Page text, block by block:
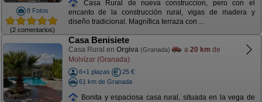
8 Fotos
(2 comentarios)
Casa Rural de nueva construccion, pero con el
encanto de la construcción rural, vigas de madera y
diseño tradicional. Magnífica terraza con ...
Casa Benisiete
Casa Rural en Orgiva (Granada) a 20 km de
Molvízar (Granada)
6+1 plazas
25 €
61 km de Granada
Bonita y espaciosa casa rural, situada en la vega de